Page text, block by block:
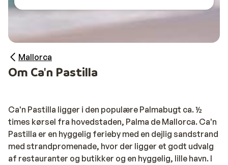
Mallorca
Om Ca'n Pastilla
Ca'n Pastilla ligger i den populære Palmabugt ca. ½
times kørsel fra hovedstaden, Palma de Mallorca. Ca'n
Pastilla er en hyggelig ferieby med en dejlig sandstrand
med strandpromenade, hvor der ligger et godt udvalg
af restauranter og butikker og en hyggelig, lille havn. I